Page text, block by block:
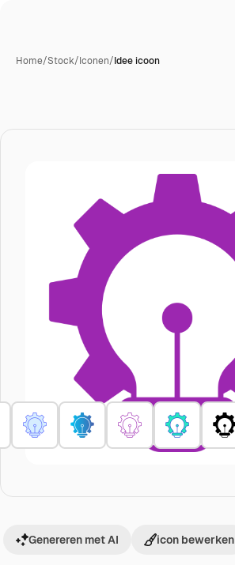
Home/Stock/Iconen/Idee icoon
Genereren met AI icon bewerken